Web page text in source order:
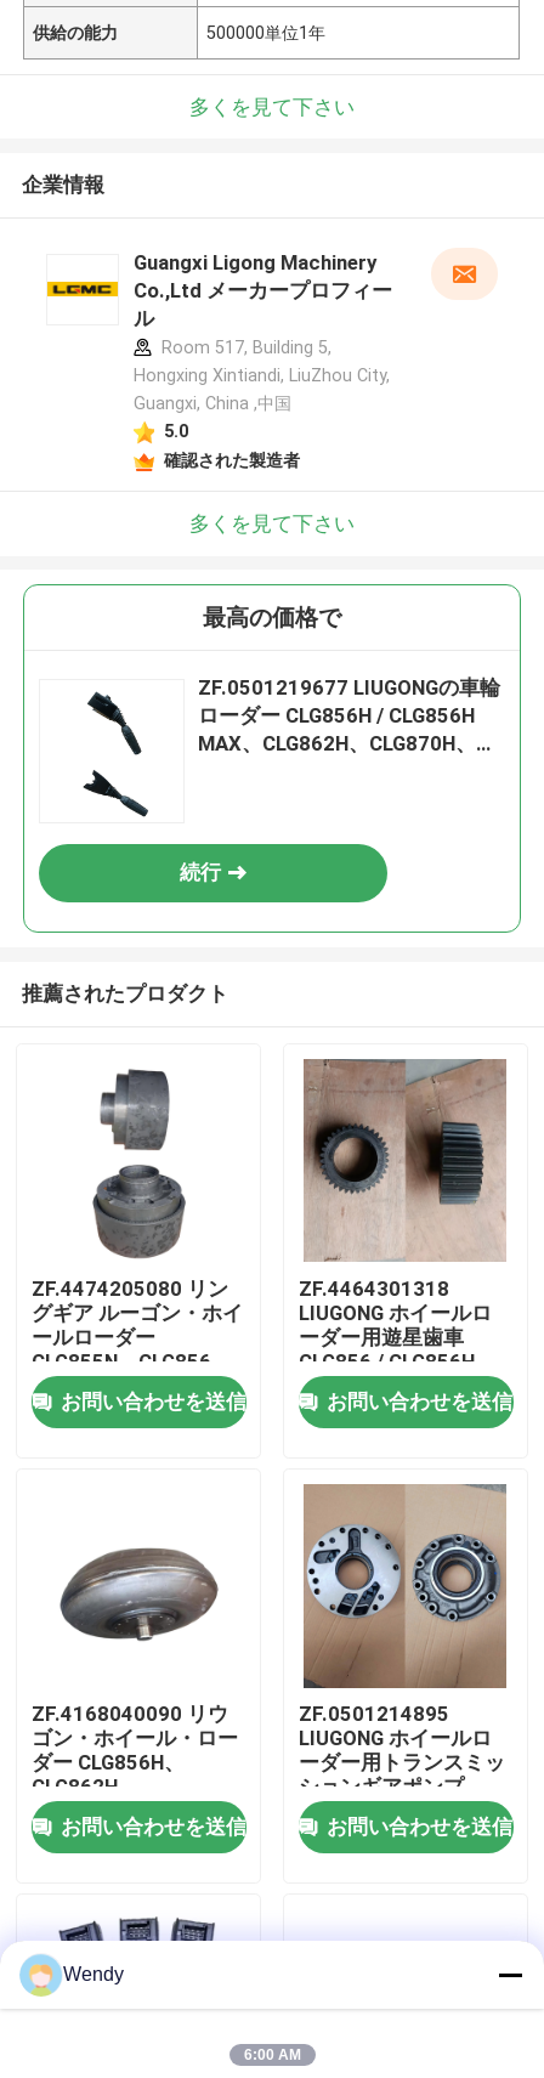
家
私達について
品質管理
私達に連絡しなさい
場合
供給の能力 500000単位1年
多くを見て下さい
企業情報
Guangxi Ligong Machinery
Co.,Ltd メーカープロフィー
ル
Room 517, Building 5,
Hongxing Xintiandi, LiuZhou City,
Guangxi, China ,中国
5.0
確認された製造者
多くを見て下さい
最高の価格で
ZF.0501219677 LIUGONGの車輪
ローダー CLG856H / CLG856H
MAX、CLG862H、CLG870H、
続行
推薦されたプロダクト
ZF.4474205080 リン
グギア ルーゴン・ホイ
ールローダー
CLG855N、CLG856、
CLG856H、CLG835、
CLG842 トランスミッ
ション
お問い合わせを送信
ZF.4464301318
LIUGONG ホイールロ
ーダー用遊星歯車
CLG856 / CLG856H
CLG862 / CLG862H
CLG870 / CLG870H
CLG50D トランスミッ
4WG200 シリーズ
お問い合わせを送信
ZF.4168040090 リウ
ゴン・ホイール・ロー
ダー CLG856H、
CLG862H、
CLG870H、CLG886H
トークコンバータ
4WG200、4WG210、
お問い合わせを送信
ZF.0501214895
LIUGONG ホイールロ
ーダー用トランスミッ
ションギアポンプ
CLG856、CLG856H、
CLG862、CLG870 トラ
ンスミッション
お問い合わせを送信
Wendy
6:00 AM